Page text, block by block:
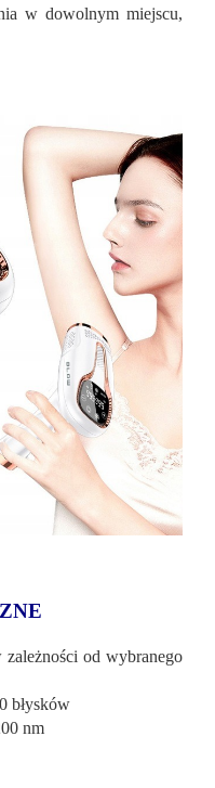
w dowolnym miejscu,
od wybranego
błysków
nm